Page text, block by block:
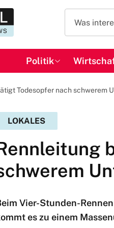
Politik
Todesopfer nach schwerem
LOKALES
Vier-Stunden-
es zu einem